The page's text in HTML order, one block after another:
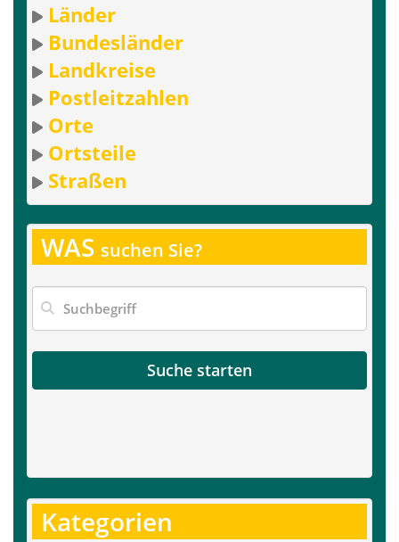
Länder
Bundesländer
Landkreise
Postleitzahlen
Orte
Ortsteile
Straßen
WAS suchen Sie?
Suche starten
Kategorien